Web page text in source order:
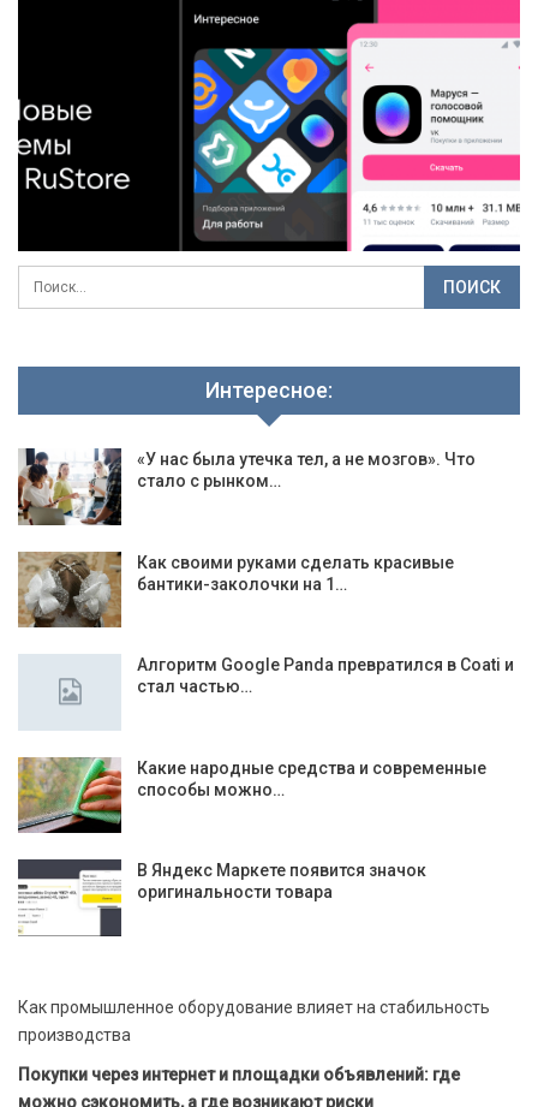
Интересное:
«У нас была утечка тел, а не мозгов». Что
стало с рынком…
Как своими руками сделать красивые
бантики-заколочки на 1…
Алгоритм Google Panda превратился в Coati и
стал частью…
Какие народные средства и современные
способы можно…
В Яндекс Маркете появится значок
оригинальности товара
Как промышленное оборудование влияет на стабильность
производства
Покупки через интернет и площадки объявлений: где
можно сэкономить, а где возникают риски